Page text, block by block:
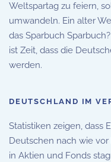
Weltspartag zu feiern,
umwandeln. Ein alter
das Sparbuch
ist Zeit, dass die
werden.
DEUTSCHLAND IM
Statistiken zeigen, dass
Deutschen nach wie
in Aktien und Fonds